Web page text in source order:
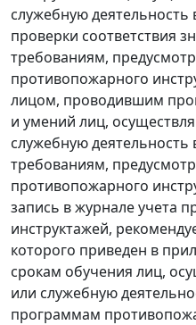
служебную деятельность
проверки соответствия
требованиям,
противопожарного
лицом, проводившим
и умений лиц,
служебную деятельность
требованиям,
противопожарного
запись в журнале учета
инструктажей,
которого приведен в
срокам обучения лиц,
или служебную
программам